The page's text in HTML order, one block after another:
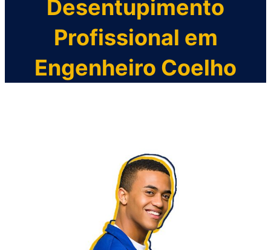
Desentupimento
Profissional em
Engenheiro Coelho